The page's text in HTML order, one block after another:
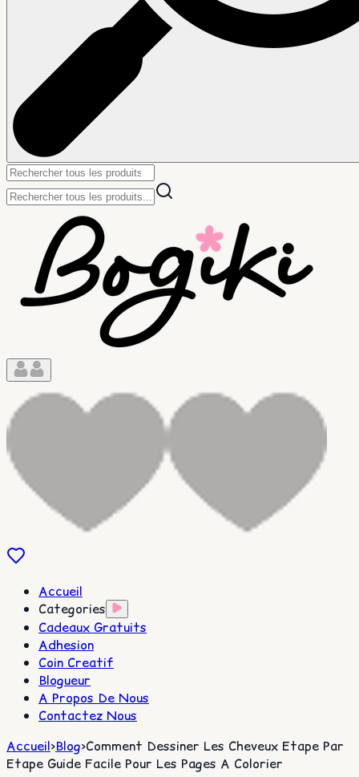
Accueil
Categories
Cadeaux Gratuits
Adhesion
Coin Creatif
Blogueur
A Propos De Nous
Contactez Nous
Accueil>Blog>Comment Dessiner Les Cheveux Etape Par
Etape Guide Facile Pour Les Pages A Colorier